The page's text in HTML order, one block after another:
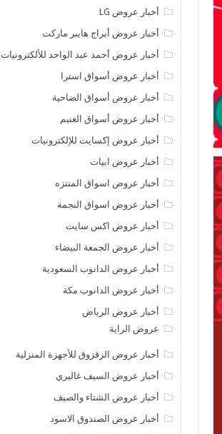
أخبار عروض LG
أخبار عروض أبراج هايبر ماركت
أخبار عروض أحمد عبد الواحد للألكترونيات
أخبار عروض أسواق استرا
أخبار عروض أسواق الضاحية
أخبار عروض أسواق الغنيم
أخبار عروض إكسايت للإلكترونيات
أخبار عروض ابيات
أخبار عروض اسواق المنتزه
أخبار عروض اسواق النجمة
أخبار عروض اكس سايت
أخبار عروض الجمعة البيضاء
أخبار عروض الدانوب السعودية
أخبار عروض الدانوب مكة
أخبار عروض الرياض
عروض الراية
أخبار عروض الزقزوق للأجهزة المنزلية
أخبار عروض السيف غاليري
أخبار عروض الشتاء والصيف
أخبار عروض الصندوق الاسود